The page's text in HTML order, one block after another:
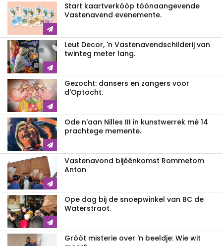
Start kaartverkòòp tòònaangevende
Vastenavend evenemente.
Leut Decor, 'n Vastenavendschilderij van
twinteg meter lang.
Gezocht: dansers en zangers voor
d'Optocht.
Ode n'aan Nilles III in kunstwerrek mè 14
prachtege memente.
Vastenavond bijéénkomst Rommetom
Anton
Ope dag bij de snoepwinkel van BC de
Waterstraot.
Gròòt misterie over 'n beeldje: Wie wit